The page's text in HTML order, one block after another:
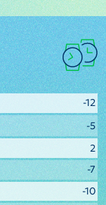
-12
-5
2
-7
-10